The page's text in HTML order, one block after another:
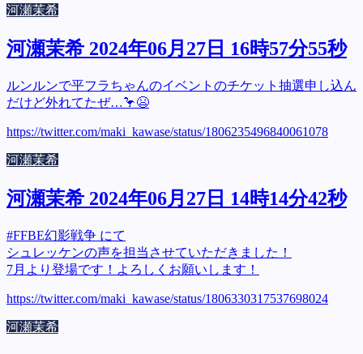
河瀬茉希
河瀬茉希 2024年06月27日 16時57分55秒
ルンルンで平フラちゃんのイベントのチケット抽選申し込ん
だけど外れてたぜ…🦩😫
https://twitter.com/maki_kawase/status/1806235496840061078
河瀬茉希
河瀬茉希 2024年06月27日 14時14分42秒
#FFBE幻影戦争 にて
シュレッケンの声を担当させていただきました！
7月より登場です！よろしくお願いします！
https://twitter.com/maki_kawase/status/1806330317537698024
河瀬茉希